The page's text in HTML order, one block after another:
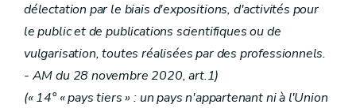
délectation par le biais d'expositions, d'activités pour
le public et de publications scientifiques ou de
vulgarisation, toutes réalisées par des professionnels.
- AM du 28novembre 2020, art.1)
(« 14° « pays tiers » : un pays n'appartenant ni à l'Union